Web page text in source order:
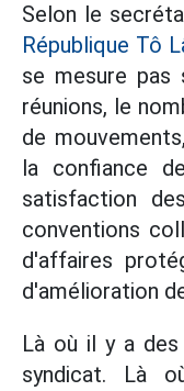
Selon le
République Tô
se mesure pas
réunions, le
de
la confiance
satisfaction
conventions
d'affaires
d'amélioration
Là où il y a
syndicat. Là